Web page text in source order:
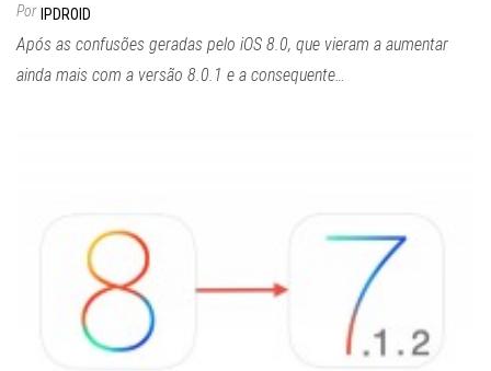
Por IPDROID
Após as confusões geradas pelo iOS 8.0, que vieram a aumentar
ainda mais com a versão 8.0.1 e a consequente…